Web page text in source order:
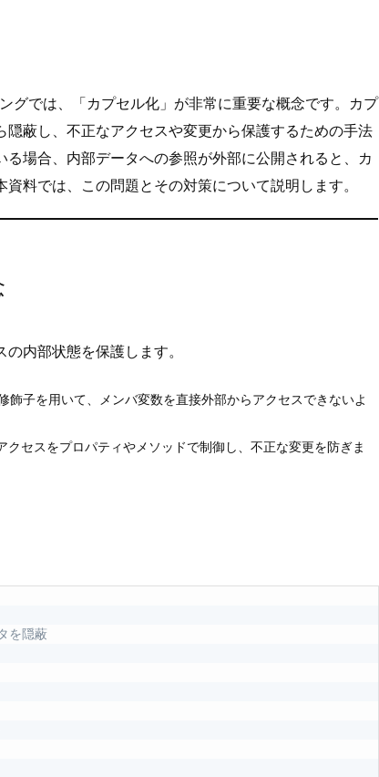
グでは、「カプセル化」が非常に重要な概念です。カプ
蔽し、不正なアクセスや変更から保護するための手法
場合、内部データへの参照が外部に公開されると、カ
料では、この問題とその対策について説明します。
内部状態を保護します。
飾子を用いて、メンバ変数を直接外部からアクセスできないよ
クセスをプロパティやメソッドで制御し、不正な変更を防ぎま
を隠蔽